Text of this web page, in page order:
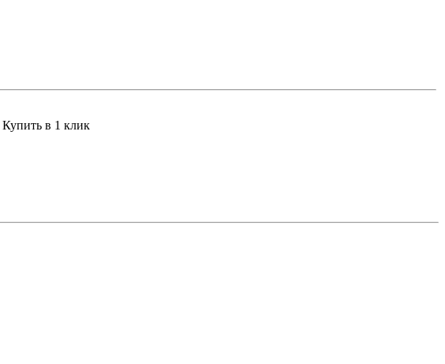
Купить в 1 клик